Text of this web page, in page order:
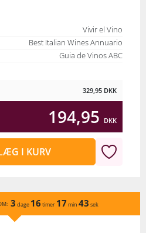
Vivir el Vino
Best Italian Wines Annuario
Guia de Vinos ABC
329,95 DKK
194,95 DKK
I KURV
3 dage 16 timer 17 min 43 sek